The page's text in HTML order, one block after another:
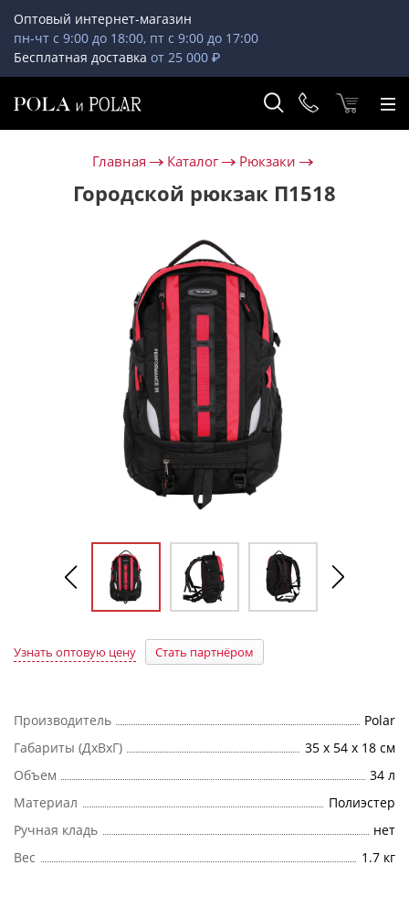
Оптовый интернет-магазин
пн-чт с 9:00 до 18:00, пт с 9:00 до 17:00
Бесплатная доставка от 25 000 ₽
Главная Каталог Рюкзаки
Городской рюкзак П1518
Узнать оптовую цену Стать партнёром
Производитель
Polar
Габариты (ДхВхГ)
35 х 54 x 18 см
Объем
34 л
Материал
Полиэстер
Ручная кладь
нет
Вес
1.7 кг